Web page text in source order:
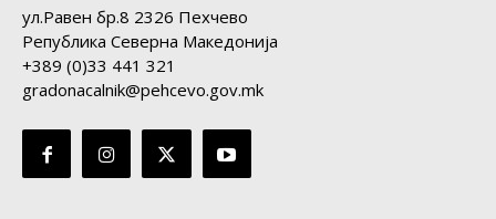
ул.Равен бр.8 2326 Пехчево
Република Северна Македонија
+389 (0)33 441 321
gradonacalnik@pehcevo.gov.mk